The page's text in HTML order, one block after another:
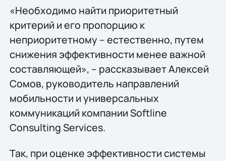
«Необходимо найти приоритетный
критерий и его пропорцию к
неприоритетному – естественно, путем
снижения эффективности менее важной
составляющей», – рассказывает Алексей
Сомов, руководитель направлений
мобильности и универсальных
коммуникаций компании Softline
Consulting Services.
Так, при оценке эффективности системы